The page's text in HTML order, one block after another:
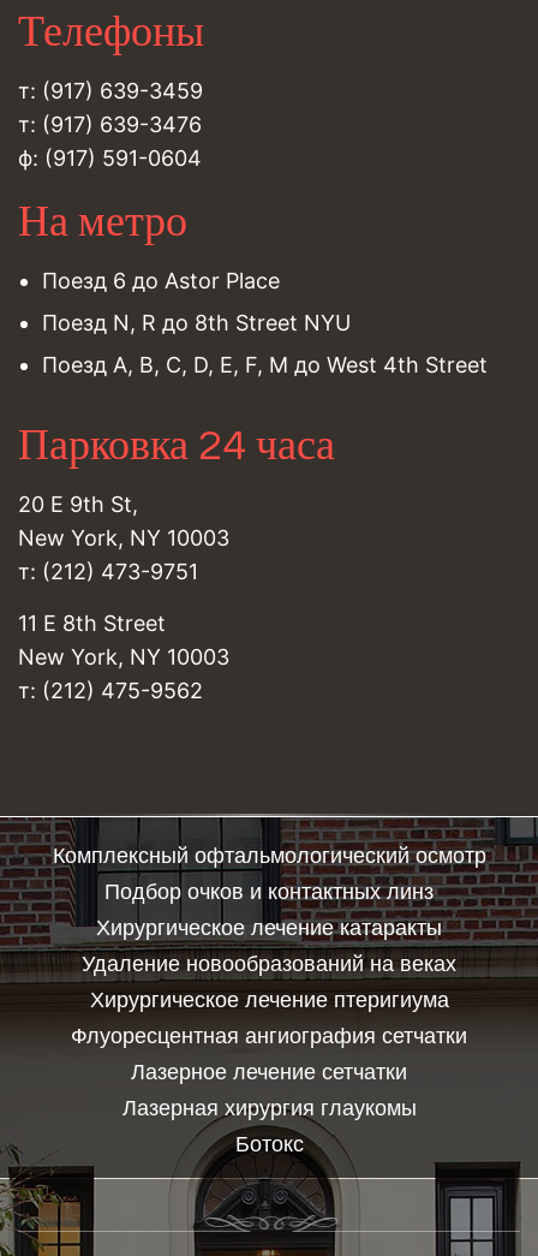
Телефоны
т: (917) 639-3459
т: (917) 639-3476
ф: (917) 591-0604
На метро
Поезд 6 до Astor Place
Поезд N, R до 8th Street NYU
Поезд A, B, C, D, E, F, M до West 4th Street
Парковка 24 часа
20 E 9th St,
New York, NY 10003
т: (212) 473-9751
11 E 8th Street
New York, NY 10003
т: (212) 475-9562
Комплексный офтальмологический осмотр
Подбор очков и контактных линз
Хирургическое лечение катаракты
Удаление новообразований на веках
Хирургическое лечение птеригиума
Флуоресцентная ангиография сетчатки
Лазерное лечение сетчатки
Лазерная хирургия глаукомы
Ботокс